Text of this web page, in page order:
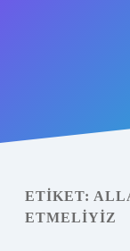
Yasal Uyarı
ETIKET:
ETMELIYIZ